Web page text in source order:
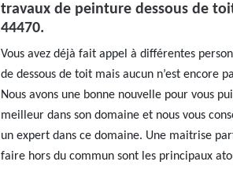
travaux de peinture dessous de
44470.
Vous avez déjà fait appel à différentes
de dessous de toit mais aucun n’est encore
Nous avons une bonne nouvelle pour vous
meilleur dans son domaine et nous vous
un expert dans ce domaine. Une maitrise
faire hors du commun sont les principaux